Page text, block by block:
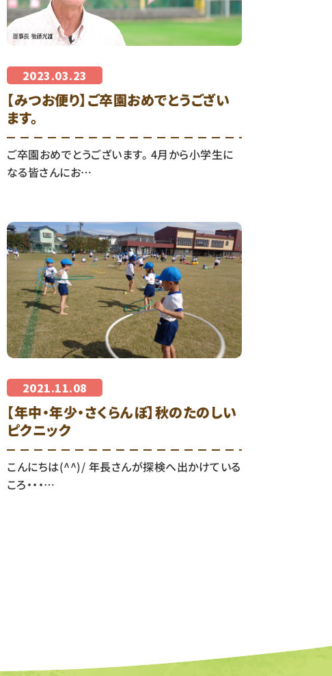
2023.03.23
【みつお便り】ご卒園おめでとうござい
ます。
ご卒園おめでとうございます。 4月から小学生に
なる皆さんにお…
2021.11.08
【年中・年少・さくらんぼ】秋のたのしい
ピクニック
こんにちは(^^)/ 年長さんが探検へ出かけている
ころ・・・…